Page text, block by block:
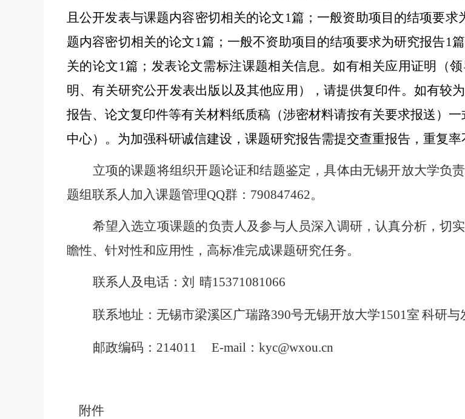
且公开发表与课题内容密切相关的论文1篇；一般资助项目的结项要求
题内容密切相关的论文1篇；一般不资助项目的结项要求为研究报告1
关的论文1篇；发表论文需标注课题相关信息。如有相关应用证明（
明、有关研究公开发表出版以及其他应用），请提供复印件。如有较
报告、论文复印件等有关材料纸质稿（涉密材料请按有关要求报送）一
中心）。为加强科研诚信建设，课题研究报告需提交查重报告，重复率
立项的课题将组织开题论证和结题鉴定，具体由无锡开放大学负
题组联系人加入课题管理QQ群： 790847462。
希望入选立项课题的负责人及参与人员深入调研，认真分析，切
瞻性、针对性和应用性，高标准完成课题研究任务。
联系人及电话：刘 晴15371081066
联系地址：无锡市梁溪区广瑞路390号无锡开放大学1501室 科研与
邮政编码： 214011 E-mail： kyc@wxou.cn
附件